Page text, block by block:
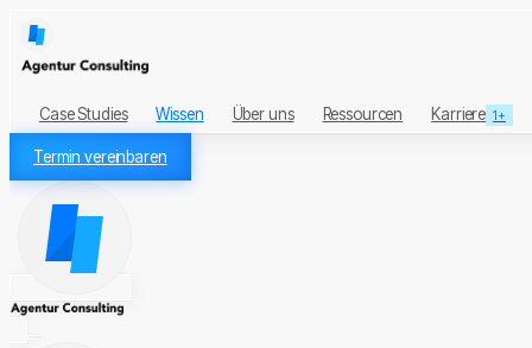
Case Studies Wissen Über uns Ressourcen Karriere 1+
Termin vereinbaren